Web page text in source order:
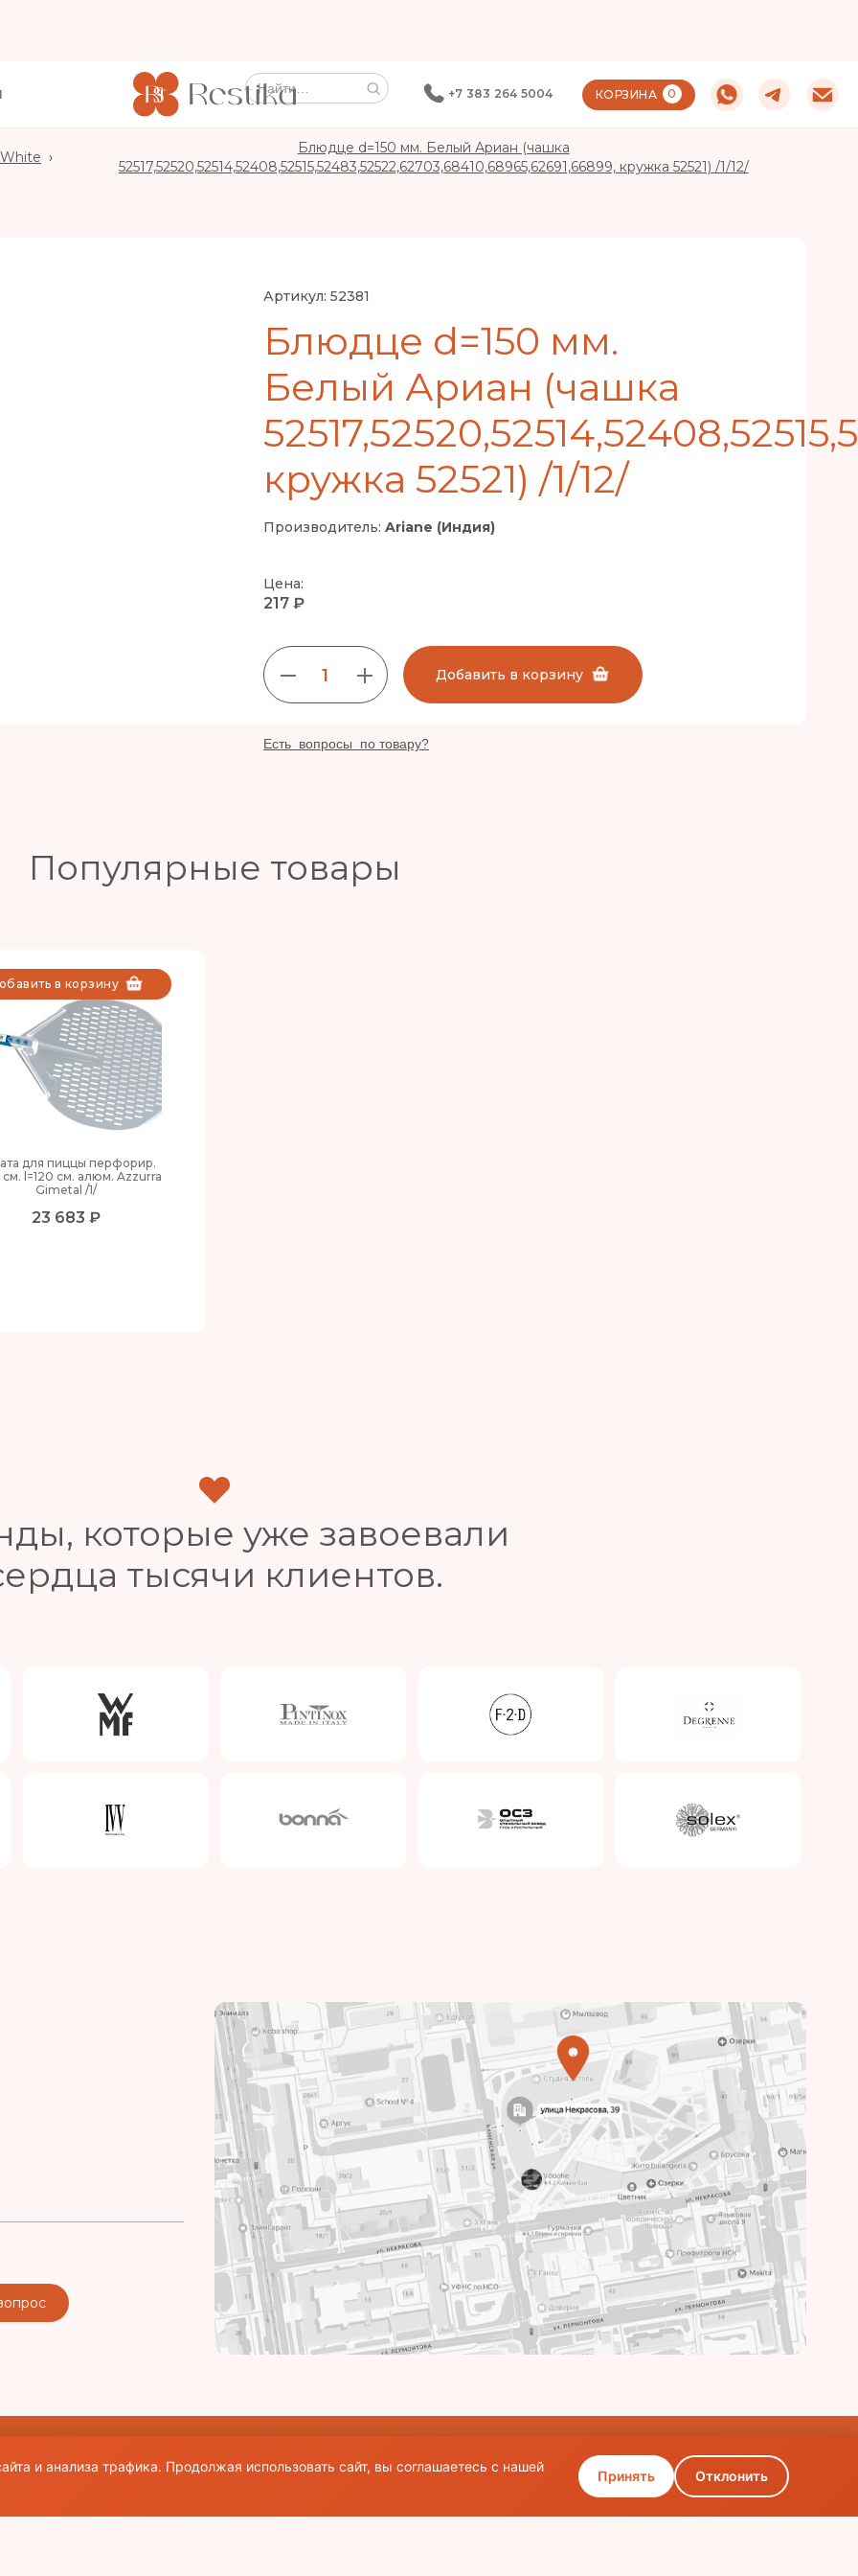
+7 383 264 5004 КОРЗИНА 0
White ›
Блюдце d=150 мм. Белый Ариан (чашка
52517,52520,52514,52408,52515,52483,52522,62703,68410,68965,62691,66899, кружка 52521) /1/12/
Артикул: 52381
Блюдце d=150 мм.
Белый Ариан (чашка
кружка 52521) /1/12/
Производитель: Ariane (Индия)
Цена:
217 ₽
1 Добавить в корзину
Есть вопросы по товару?
Популярные товары
для пиццы перфорир.
см. l=120 см. алюм. Azzurra
Gimetal /1/
23 683 ₽
в корзину
которые уже завоевали
тысячи клиентов.
правила и публичная оферта
и анализа трафика. Продолжая использовать сайт, вы соглашаетесь с нашей
Принять Отклонить